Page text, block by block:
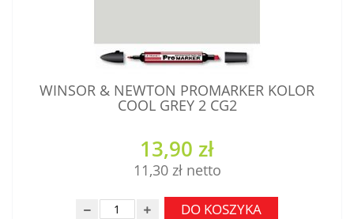
WINSOR & NEWTON PROMARKER KOLOR
COOL GREY 2 CG2
13,90 zł
11,30 zł
DO KOSZYKA